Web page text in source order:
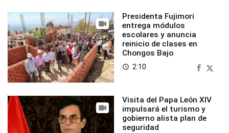
Presidenta Fujimori
entrega módulos
escolares y anuncia
reinicio de clases en
Chongos Bajo
access_time 2:10
Visita del Papa León XIV
impulsará el turismo y
gobierno alista plan de
seguridad